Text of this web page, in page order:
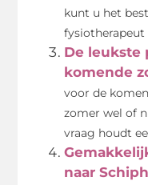
kunt u het
fysiotherapeut
De leukste
komende
voor de
zomer wel of
vraag houdt
naar